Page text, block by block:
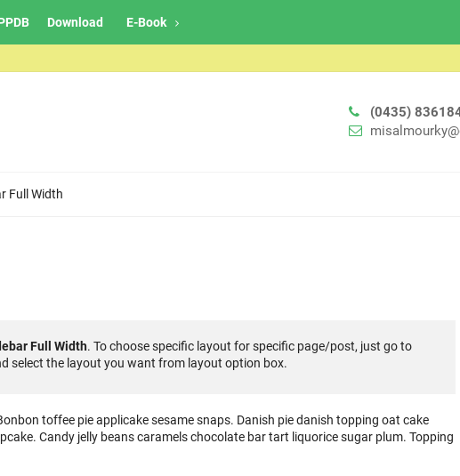
Download E-Book
(0435)
Full Width
Full Width. To choose specific layout for specific page/post, just go to
select the layout you want from layout option box.
toffee pie applicake sesame snaps. Danish pie danish topping oat cake
Candy jelly beans caramels chocolate bar tart liquorice sugar plum. Topping